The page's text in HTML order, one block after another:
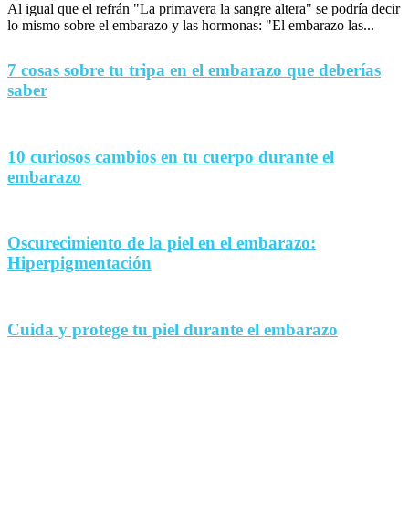
Al igual que el refrán "La primavera la sangre altera" se podría decir
lo mismo sobre el embarazo y las hormonas: "El embarazo las...
7 cosas sobre tu tripa en el embarazo que deberías
saber
10 curiosos cambios en tu cuerpo durante el
embarazo
Oscurecimiento de la piel en el embarazo:
Hiperpigmentación
Cuida y protege tu piel durante el embarazo